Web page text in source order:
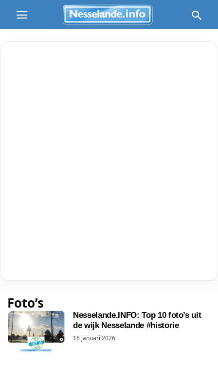
Foto’s
Nesselande.INFO: Top 10 foto’s uit
de wijk Nesselande #historie
16 januari 2026